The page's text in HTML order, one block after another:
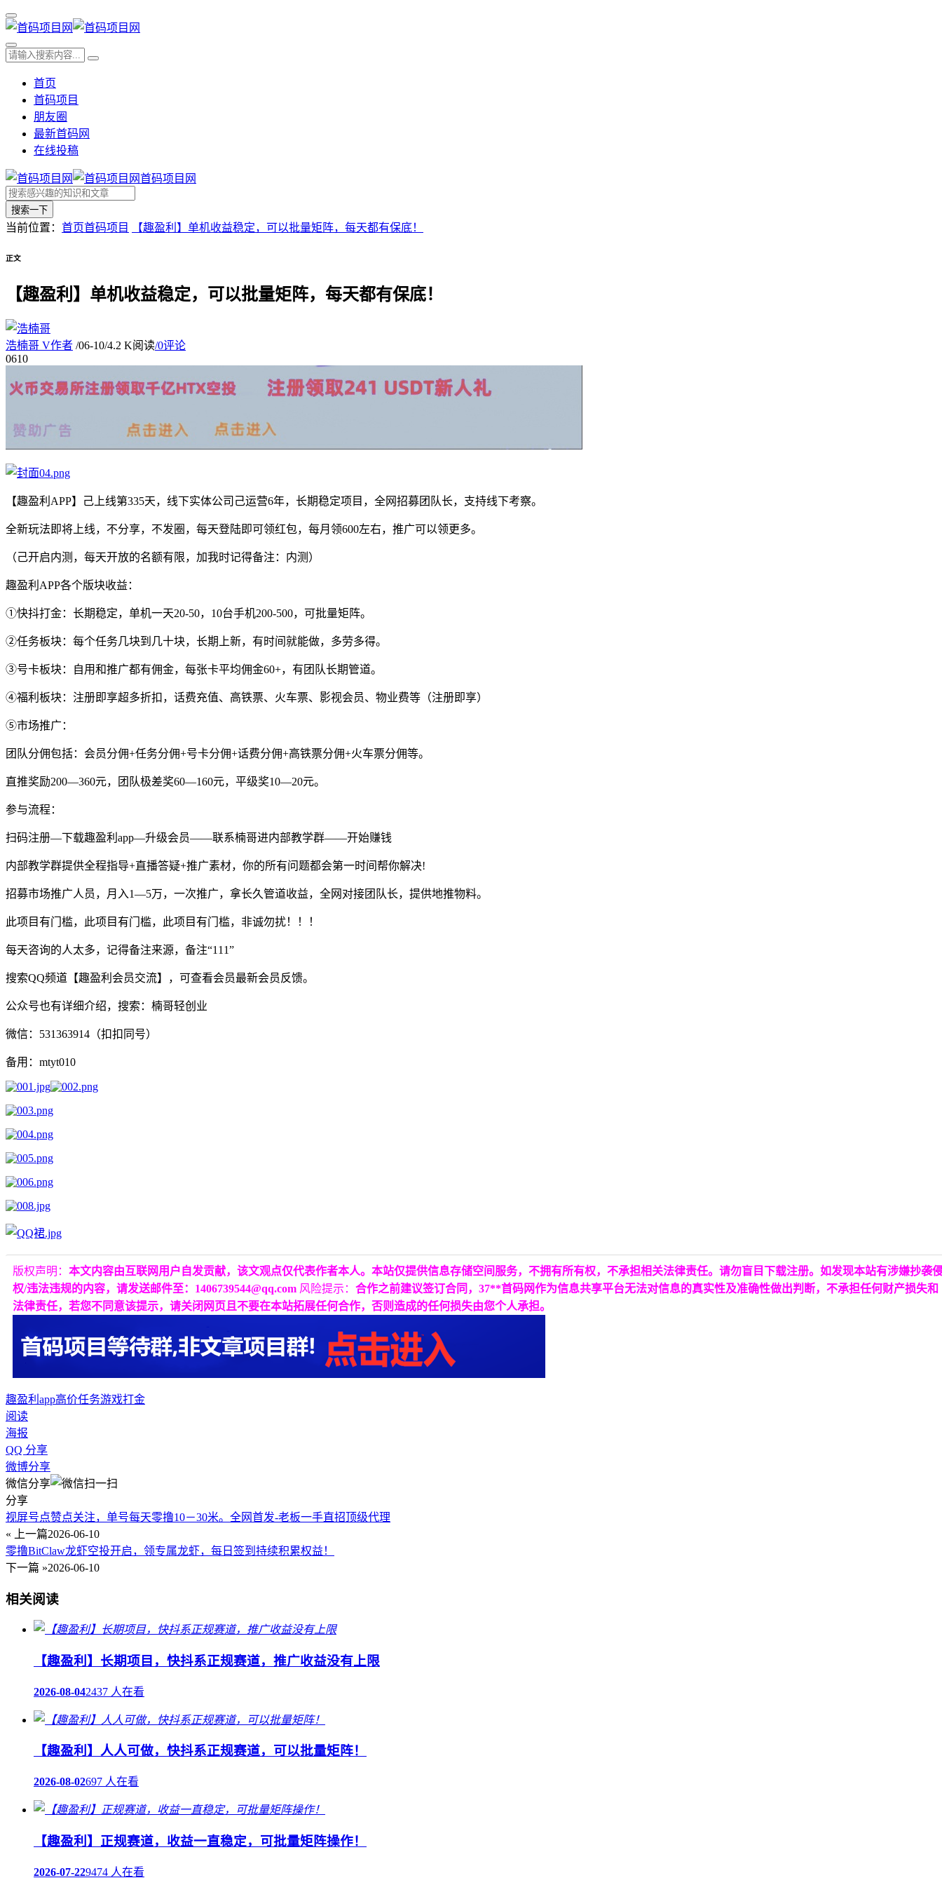
首页
首码项目
朋友圈
最新首码网
在线投稿
首码项目网
搜索一下
当前位置： 首页首码项目 【趣盈利】单机收益稳定，可以批量矩阵，每天都有保底！
正文
【趣盈利】单机收益稳定，可以批量矩阵，每天都有保底！
浩楠哥 V作者 /06-10/4.2 K阅读/0评论
0610
【趣盈利APP】己上线第335天，线下实体公司己运营6年，长期稳定项目，全网招募团队长，支持线下考察。
全新玩法即将上线，不分享，不发圈，每天登陆即可领红包，每月领600左右，推广可以领更多。
（己开启内测，每天开放的名额有限，加我时记得备注：内测）
趣盈利APP各个版块收益：
①快抖打金：长期稳定，单机一天20-50，10台手机200-500，可批量矩阵。
②任务板块：每个任务几块到几十块，长期上新，有时间就能做，多劳多得。
③号卡板块：自用和推广都有佣金，每张卡平均佣金60+，有团队长期管道。
④福利板块：注册即享超多折扣，话费充值、高铁票、火车票、影视会员、物业费等（注册即享）
⑤市场推广：
团队分佣包括：会员分佣+任务分佣+号卡分佣+话费分佣+高铁票分佣+火车票分佣等。
直推奖励200—360元，团队极差奖60—160元，平级奖10—20元。
参与流程：
扫码注册—下载趣盈利app—升级会员——联系楠哥进内部教学群——开始赚钱
内部教学群提供全程指导+直播答疑+推广素材，你的所有问题都会第一时间帮你解决!
招募市场推广人员，月入1—5万，一次推广，拿长久管道收益，全网对接团队长，提供地推物料。
此项目有门槛，此项目有门槛，此项目有门槛，非诚勿扰！！！
每天咨询的人太多，记得备注来源，备注“111”
搜索QQ频道【趣盈利会员交流】，可查看会员最新会员反馈。
公众号也有详细介绍，搜索：楠哥轻创业
微信：531363914（扣扣同号）
备用：mtyt010
版权声明： 本文内容由互联网用户自发贡献，该文观点仅代表作者本人。本站仅提供信息存储空间服务，不拥有所有权，不承担相关法律责任。请勿盲目下载注册。如发现本站有涉嫌抄袭
权/违法违规的内容，请发送邮件至：1406739544@qq.com 风险提示： 合作之前建议签订合同，37**首码网作为信息共享平台无法对信息的真实性及准确性做出判断，不承担任何财产损失和
法律责任，若您不同意该提示，请关闭网页且不要在本站拓展任何合作，否则造成的任何损失由您个人承担。
趣盈利app高价任务游戏打金
阅读
海报
QQ 分享
微博分享
微信分享
分享
视屏号点赞点关注，单号每天零撸10－30米。全网首发-老板一手直招顶级代理
« 上一篇2026-06-10
零撸BitClaw龙虾空投开启，领专属龙虾，每日签到持续积累权益！
下一篇 »2026-06-10
相关阅读
【趣盈利】长期项目，快抖系正规赛道，推广收益没有上限
2026-08-042437 人在看
【趣盈利】人人可做，快抖系正规赛道，可以批量矩阵！
2026-08-02697 人在看
【趣盈利】正规赛道，收益一直稳定，可批量矩阵操作！
2026-07-229474 人在看